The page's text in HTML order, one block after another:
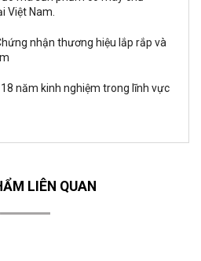
Việt Nam.
nhận thương hiệu lắp rắp và
năm kinh nghiệm trong lĩnh vực
LIÊN QUAN